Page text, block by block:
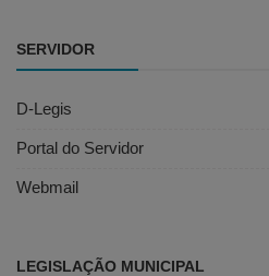
SERVIDOR
D-Legis
Portal do Servidor
Webmail
LEGISLAÇÃO MUNICIPAL